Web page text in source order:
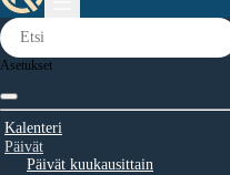
Asetukset
Kalenteri
Päivät
Päivät kuukausittain